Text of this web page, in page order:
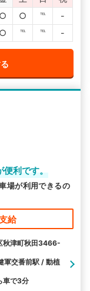
○ ○ ℡
-
○ ℡ ℡ -
利です。
場が利用できるの
給
秋津町秋田3466-
軍交番前駅 / 動植
車で3分